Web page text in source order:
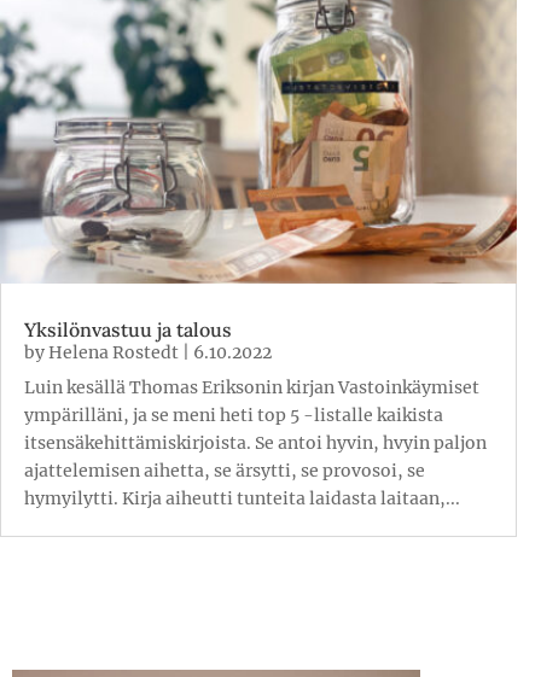
Yksilönvastuu ja talous
byHelena Rostedt
6.10.2022
Luin kesällä Thomas Eriksonin kirjan Vastoinkäymiset
ympärilläni, ja se meni heti top 5 -listalle kaikista
itsensäkehittämiskirjoista. Se antoi hyvin, hvyin paljon
ajattelemisen aihetta, se ärsytti, se provosoi, se
hymyilytti. Kirja aiheutti tunteita laidasta laitaan,...